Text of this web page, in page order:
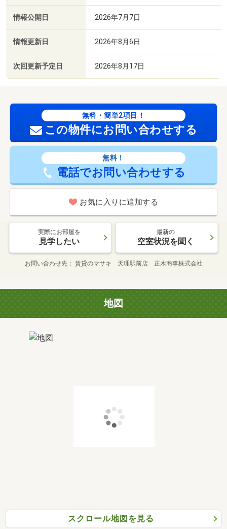
情報公開日 2026年7月7日
情報更新日 2026年8月6日
次回更新予定日 2026年8月17日
無料・簡単2項目！
この物件にお問い合わせする
無料！
電話でお問い合わせする
お気に入りに追加する
実際にお部屋を
見学したい
最新の
空室状況を聞く
お問い合わせ先 賃貸のマサキ 天理駅前店 正木商事株式会社
地図
スクロール地図を見る